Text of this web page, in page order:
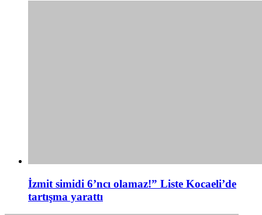
İzmit simidi 6’ncı olamaz!” Liste Kocaeli’de
tartışma yarattı